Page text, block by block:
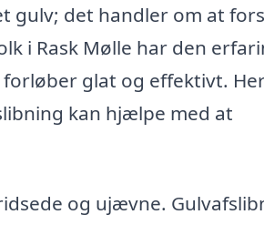
gulv; det handler om at
i Rask Mølle har den
glat og effektivt.
kan hjælpe med at
og ujævne.